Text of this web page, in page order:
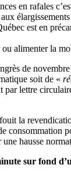
en rafales
est en
ou alimenter la
de
soit de «
par lettre
la
consommation
hausse
sur fond